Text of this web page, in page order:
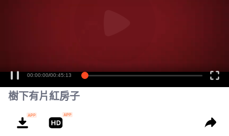
00:00:00/00:45:13
樹下有片紅房子